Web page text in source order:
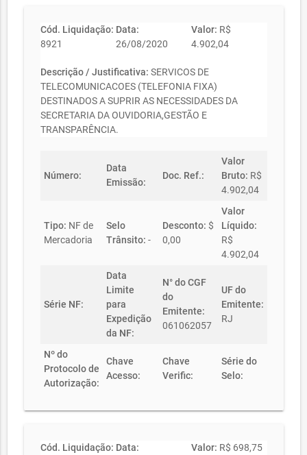
Cód. Liquidação:
8921
Data:
26/08/2020
Valor: R$
4.902,04
Descrição / Justificativa: SERVICOS DE
TELECOMUNICACOES (TELEFONIA FIXA)
DESTINADOS A SUPRIR AS NECESSIDADES DA
SECRETARIA DA OUVIDORIA,GESTÃO E
TRANSPARÊNCIA.
Número:
Data
Emissão:
Doc. Ref.:
Valor
Bruto: R$
4.902,04
Tipo: NF de
Mercadoria
Selo
Trânsito: -
Desconto: $
0,00
Valor
Líquido:
R$
4.902,04
Série NF:
Data
Limite
para
Expedição
da NF:
N° do CGF
do
Emitente:
061062057
UF do
Emitente:
RJ
Nº do
Protocolo de
Autorização:
Chave
Acesso:
Chave
Verific:
Série do
Selo:
Cód. Liquidação: Data: Valor: R$ 698,75